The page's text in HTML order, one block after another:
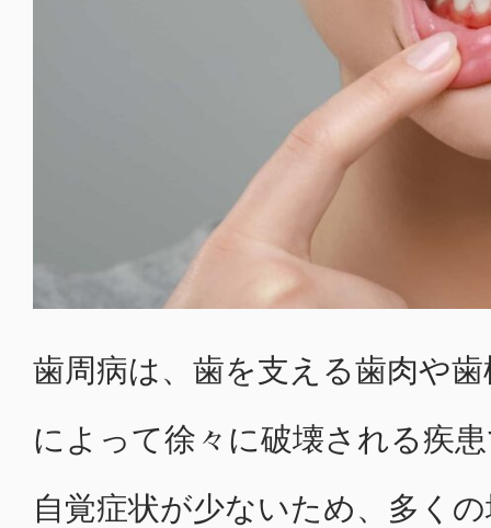
歯周病は、歯を支える歯肉や
によって徐々に破壊される疾
自覚症状が少ないため、多く